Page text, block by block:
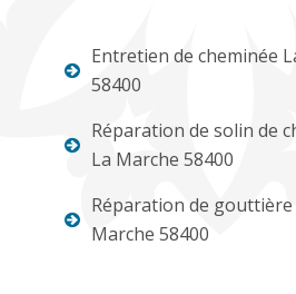
Entretien de cheminée
58400
Réparation de solin de
La Marche 58400
Réparation de gouttière
Marche 58400